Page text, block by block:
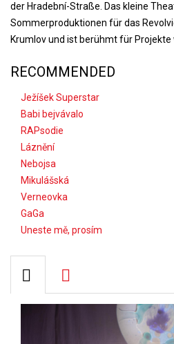
der Hradební-Straße. Das kleine
Sommerproduktionen für das
Krumlov und ist berühmt für Projekte
RECOMMENDED
Ježíšek Superstar
Babi bejvávalo
RAPsodie
Láznění
Nebojsa
Mikulášská
Verneovka
GaGa
Uneste mě, prosím